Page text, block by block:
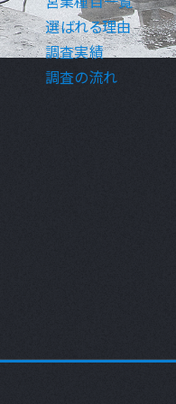
選ばれる理由
調査実績
調査の流れ